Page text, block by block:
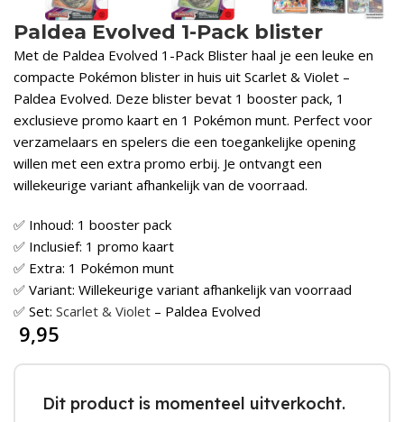
Paldea Evolved 1-Pack blister
Met de Paldea Evolved 1-Pack Blister haal je een leuke en
compacte Pokémon blister in huis uit Scarlet & Violet –
Paldea Evolved. Deze blister bevat 1 booster pack, 1
exclusieve promo kaart en 1 Pokémon munt. Perfect voor
verzamelaars en spelers die een toegankelijke opening
willen met een extra promo erbij. Je ontvangt een
willekeurige variant afhankelijk van de voorraad.
✅ Inhoud: 1 booster pack
✅ Inclusief: 1 promo kaart
✅ Extra: 1 Pokémon munt
✅ Variant: Willekeurige variant afhankelijk van voorraad
✅ Set: Scarlet & Violet – Paldea Evolved
9,95
Dit product is momenteel uitverkocht.